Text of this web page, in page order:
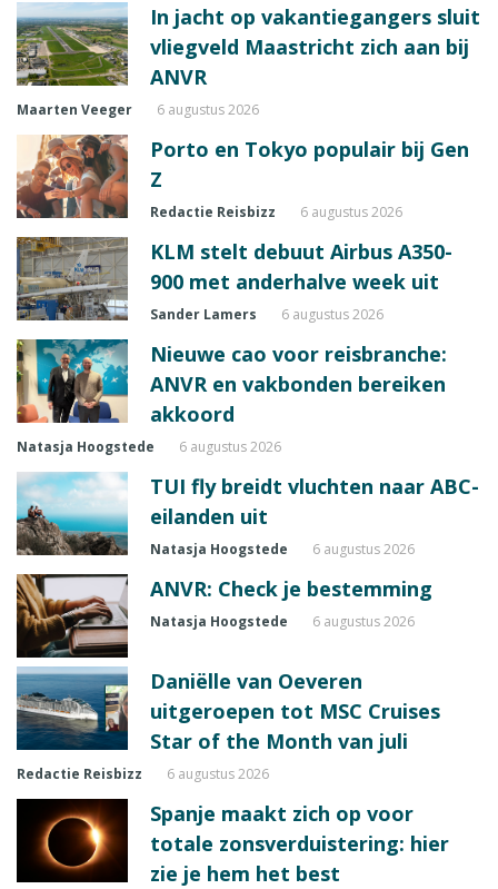
In jacht op vakantiegangers sluit
vliegveld Maastricht zich aan bij
ANVR
Maarten Veeger 6 augustus 2026
Porto en Tokyo populair bij Gen
Z
Redactie Reisbizz 6 augustus 2026
KLM stelt debuut Airbus A350-
900 met anderhalve week uit
Sander Lamers 6 augustus 2026
Nieuwe cao voor reisbranche:
ANVR en vakbonden bereiken
akkoord
Natasja Hoogstede 6 augustus 2026
TUI fly breidt vluchten naar ABC-
eilanden uit
Natasja Hoogstede 6 augustus 2026
ANVR: Check je bestemming
Natasja Hoogstede 6 augustus 2026
Daniëlle van Oeveren
uitgeroepen tot MSC Cruises
Star of the Month van juli
Redactie Reisbizz 6 augustus 2026
Spanje maakt zich op voor
totale zonsverduistering: hier
zie je hem het best